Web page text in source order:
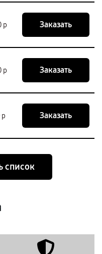
р Заказать
р Заказать
р Заказать
список